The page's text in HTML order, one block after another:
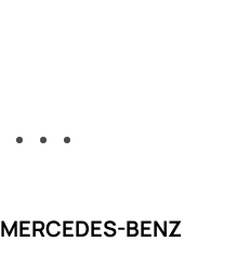
BENZ